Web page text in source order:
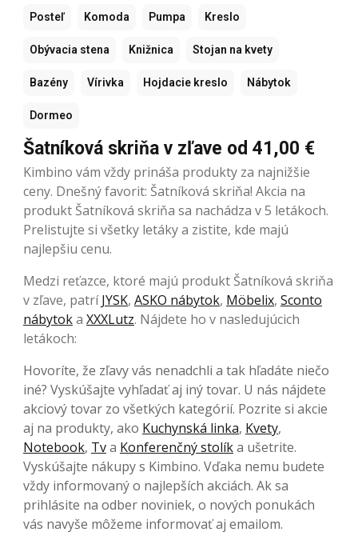
Posteľ Komoda Pumpa Kreslo
Obývacia stena Knižnica Stojan na kvety
Bazény Vírivka Hojdacie kreslo Nábytok
Dormeo
Šatníková skriňa v zľave od 41,00 €
Kimbino vám vždy prináša produkty za najnižšie
ceny. Dnešný favorit: Šatníková skriňa! Akcia na
produkt Šatníková skriňa sa nachádza v 5 letákoch.
Prelistujte si všetky letáky a zistite, kde majú
najlepšiu cenu.
Medzi reťazce, ktoré majú produkt Šatníková skriňa
v zľave, patríJYSK, ASKO nábytok, Möbelix, Sconto
nábytoka XXXLutz. Nájdete ho v nasledujúcich
letákoch:
Hovoríte, že zľavy vás nenadchli a tak hľadáte niečo
iné? Vyskúšajte vyhľadať aj iný tovar. U nás nájdete
akciový tovar zo všetkých kategórií. Pozrite si akcie
aj na produkty, ako Kuchynská linka, Kvety,
Notebook, Tva Konferenčný stolíka ušetrite.
Vyskúšajte nákupy s Kimbino. Vďaka nemu budete
vždy informovaný o najlepších akciách. Ak sa
prihlásite na odber noviniek, o nových ponukách
vás navyše môžeme informovať aj emailom.